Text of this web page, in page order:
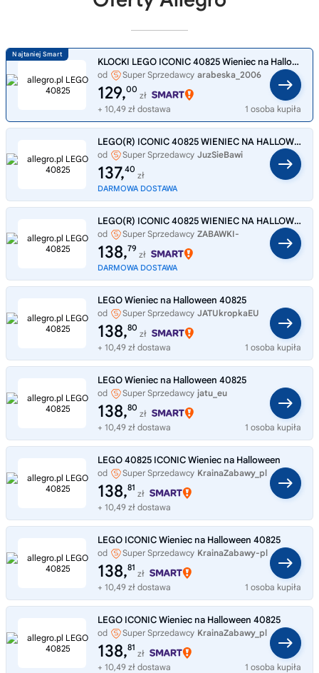
KLOCKI LEGO ICONIC 40825 Wieniec na Halloween
od Super Sprzedawcy arabeska_2006
129,00
zł
+ 10,49 zł dostawa
1 osoba kupiła
LEGO(R) ICONIC 40825 WIENIEC NA HALLOWEEN
od Super Sprzedawcy JuzSieBawi
137,40
zł
DARMOWA DOSTAWA
LEGO(R) ICONIC 40825 WIENIEC NA HALLOWEEN
od Super Sprzedawcy ZABAWKI-
SZYBKO
138,79
zł
DARMOWA DOSTAWA
LEGO Wieniec na Halloween 40825
od Super Sprzedawcy JATUkropkaEU
138,80
zł
+ 10,49 zł dostawa
1 osoba kupiła
LEGO Wieniec na Halloween 40825
od Super Sprzedawcy jatu_eu
138,80
zł
+ 10,49 zł dostawa
1 osoba kupiła
LEGO 40825 ICONIC Wieniec na Halloween
od Super Sprzedawcy KrainaZabawy_pl
138,81
zł
+ 10,49 zł dostawa
LEGO ICONIC Wieniec na Halloween 40825
od Super Sprzedawcy KrainaZabawy-pl
138,81
zł
+ 10,49 zł dostawa
1 osoba kupiła
LEGO ICONIC Wieniec na Halloween 40825
od Super Sprzedawcy KrainaZabawy_pl
138,81
zł
+ 10,49 zł dostawa
1 osoba kupiła